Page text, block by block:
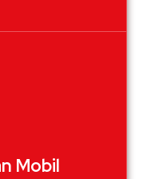
Mobil